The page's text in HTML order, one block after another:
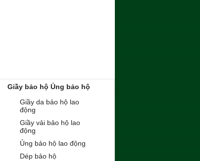
Giầy bảo hộ Ủng bảo hộ
Giầy da bảo hộ lao
động
Giầy vải bảo hộ lao
động
Ủng bảo hộ lao động
Dép bảo hộ